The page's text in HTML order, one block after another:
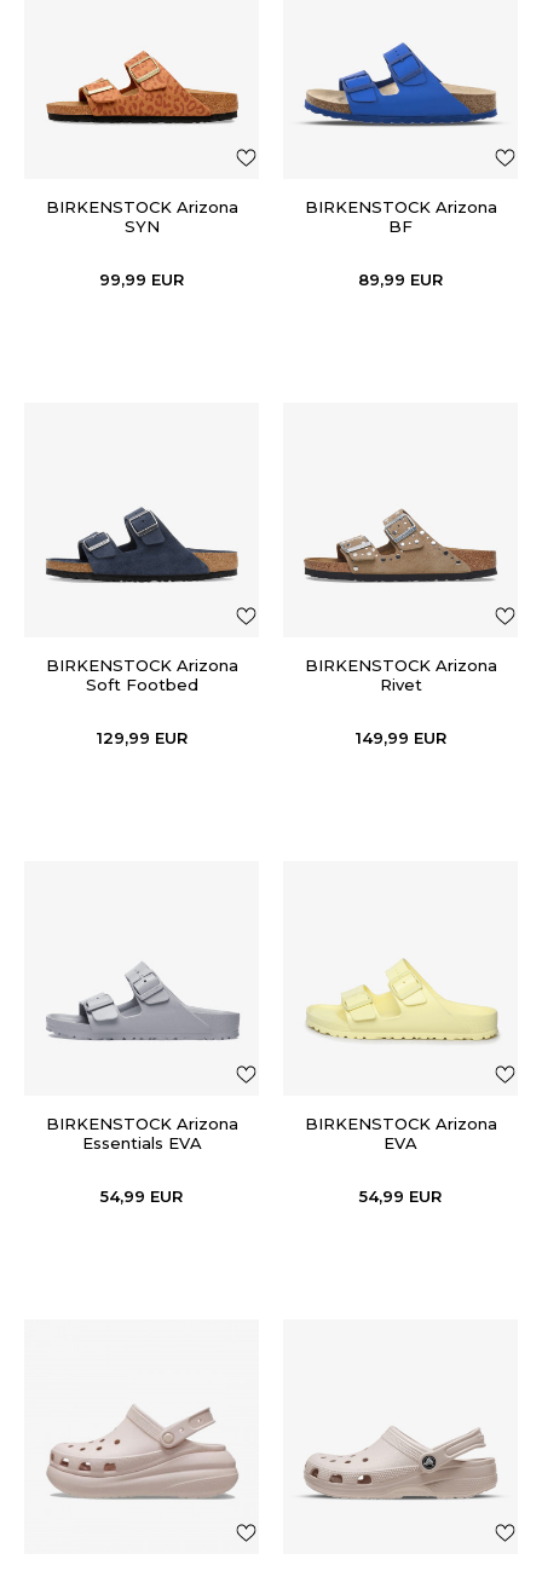
BIRKENSTOCK Arizona
SYN
99,99 EUR
BIRKENSTOCK Arizona
BF
89,99 EUR
BIRKENSTOCK Arizona
Soft Footbed
129,99 EUR
BIRKENSTOCK Arizona
Rivet
149,99 EUR
BIRKENSTOCK Arizona
Essentials EVA
54,99 EUR
BIRKENSTOCK Arizona
EVA
54,99 EUR